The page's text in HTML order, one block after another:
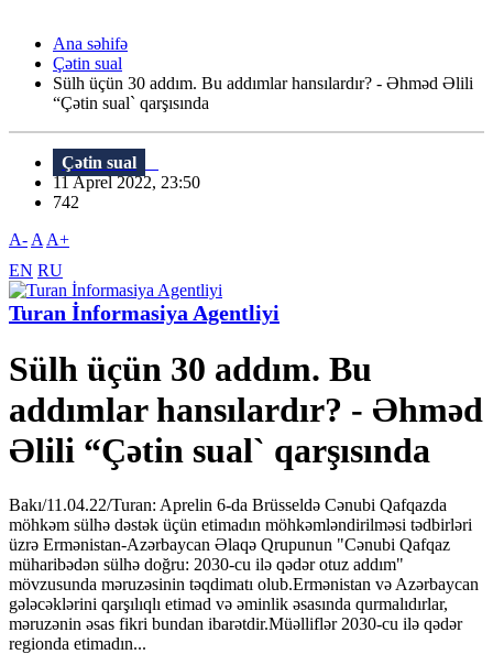
Ana səhifə
Çətin sual
Sülh üçün 30 addım. Bu addımlar hansılardır? - Əhməd Əlili
“Çətin sual` qarşısında
Çətin sual
11 Aprel 2022, 23:50
742
A- A A+
EN RU
Turan İnformasiya Agentliyi
Sülh üçün 30 addım. Bu
addımlar hansılardır? - Əhməd
Əlili “Çətin sual` qarşısında
Bakı/11.04.22/Turan: Aprelin 6-da Brüsseldə Cənubi Qafqazda
möhkəm sülhə dəstək üçün etimadın möhkəmləndirilməsi tədbirləri
üzrə Ermənistan-Azərbaycan Əlaqə Qrupunun "Cənubi Qafqaz
müharibədən sülhə doğru: 2030-cu ilə qədər otuz addım"
mövzusunda məruzəsinin təqdimatı olub.Ermənistan və Azərbaycan
gələcəklərini qarşılıqlı etimad və əminlik əsasında qurmalıdırlar,
məruzənin əsas fikri bundan ibarətdir.Müəlliflər 2030-cu ilə qədər
regionda etimadın...